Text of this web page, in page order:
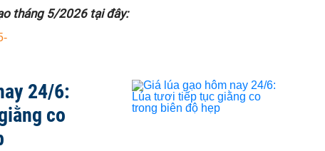
tháng 5/2026 tại đây:
24/6:
co